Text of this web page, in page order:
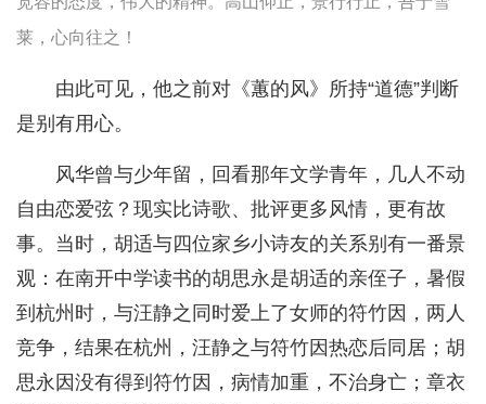
莱，心向往之！
由此可见，他之前对《蕙的风》所持“道德”判断
是别有用心。
风华曾与少年留，回看那年文学青年，几人不动
自由恋爱弦？现实比诗歌、批评更多风情，更有故
事。当时，胡适与四位家乡小诗友的关系别有一番景
观：在南开中学读书的胡思永是胡适的亲侄子，暑假
到杭州时，与汪静之同时爱上了女师的符竹因，两人
竞争，结果在杭州，汪静之与符竹因热恋后同居；胡
思永因没有得到符竹因，病情加重，不治身亡；章衣